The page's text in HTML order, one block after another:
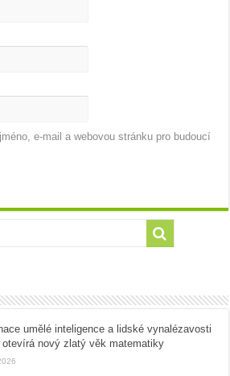
e-mail a webovou stránku pro budoucí
umělé inteligence a lidské vynalézavosti
otevírá nový zlatý věk matematiky